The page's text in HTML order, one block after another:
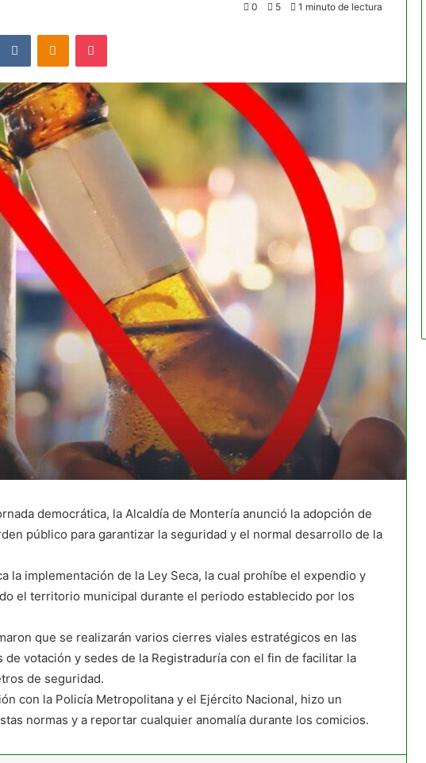
0 5 1 minuto de lectura
VKontakteOdnoklassniki
Pocket
democrática, la Alcaldía de Montería anunció la adopción de
público para garantizar la seguridad y el normal desarrollo de la
la implementación de la Ley Seca, la cual prohíbe el expendio y
el territorio municipal durante el periodo establecido por los
que se realizarán varios cierres viales estratégicos en las
votación y sedes de la Registraduría con el fin de facilitar la
de seguridad.
con la Policía Metropolitana y el Ejército Nacional, hizo un
normas y a reportar cualquier anomalía durante los comicios.